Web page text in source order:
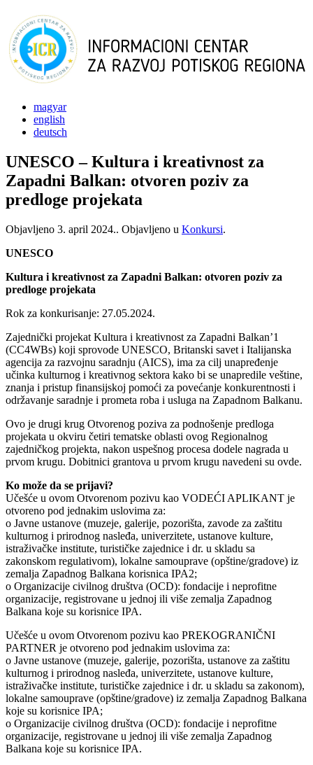
magyar
english
deutsch
UNESCO – Kultura i kreativnost za
Zapadni Balkan: otvoren poziv za
predloge projekata
Objavljeno 3. april 2024.. Objavljeno u Konkursi.
UNESCO
Kultura i kreativnost za Zapadni Balkan: otvoren poziv za
predloge projekata
Rok za konkurisanje: 27.05.2024.
Zajednički projekat Kultura i kreativnost za Zapadni Balkan’1
(CC4WBs) koji sprovode UNESCO, Britanski savet i Italijanska
agencija za razvojnu saradnju (AICS), ima za cilj unapređenje
učinka kulturnog i kreativnog sektora kako bi se unapredile veštine,
znanja i pristup finansijskoj pomoći za povećanje konkurentnosti i
održavanje saradnje i prometa roba i usluga na Zapadnom Balkanu.
Ovo je drugi krug Otvorenog poziva za podnošenje predloga
projekata u okviru četiri tematske oblasti ovog Regionalnog
zajedničkog projekta, nakon uspešnog procesa dodele nagrada u
prvom krugu. Dobitnici grantova u prvom krugu navedeni su ovde.
Ko može da se prijavi?
Učešće u ovom Otvorenom pozivu kao VODEĆI APLIKANT je
otvoreno pod jednakim uslovima za:
o Javne ustanove (muzeje, galerije, pozorišta, zavode za zaštitu
kulturnog i prirodnog nasleđa, univerzitete, ustanove kulture,
istraživačke institute, turističke zajednice i dr. u skladu sa
zakonskom regulativom), lokalne samouprave (opštine/gradove) iz
zemalja Zapadnog Balkana korisnica IPA2;
o Organizacije civilnog društva (OCD): fondacije i neprofitne
organizacije, registrovane u jednoj ili više zemalja Zapadnog
Balkana koje su korisnice IPA.
Učešće u ovom Otvorenom pozivu kao PREKOGRANIČNI
PARTNER je otvoreno pod jednakim uslovima za:
o Javne ustanove (muzeje, galerije, pozorišta, ustanove za zaštitu
kulturnog i prirodnog nasleđa, univerzitete, ustanove kulture,
istraživačke institute, turističke zajednice i dr. u skladu sa zakonom),
lokalne samouprave (opštine/gradove) iz zemalja Zapadnog Balkana
koje su korisnice IPA;
o Organizacije civilnog društva (OCD): fondacije i neprofitne
organizacije, registrovane u jednoj ili više zemalja Zapadnog
Balkana koje su korisnice IPA.